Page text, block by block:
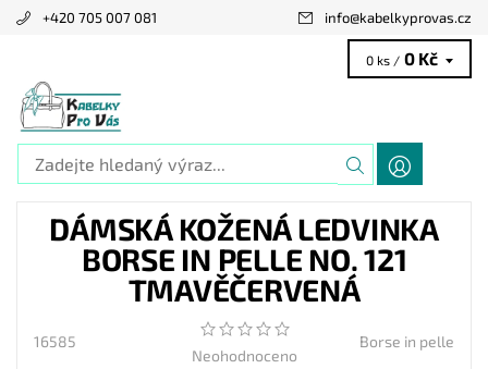
+420 705 007 081 info@kabelkyprovas.cz
0 ks / 0 Kč
DÁMSKÁ KOŽENÁ LEDVINKA
BORSE IN PELLE NO. 121
TMAVĚČERVENÁ
16585
Neohodnoceno
Borse in pelle